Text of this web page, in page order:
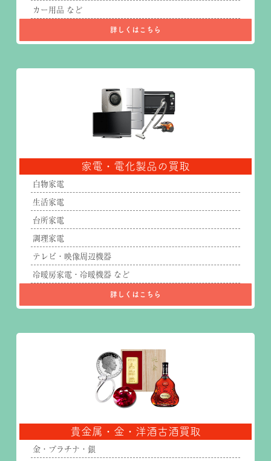
カー用品 など
詳しくはこちら
家電・電化製品の買取
白物家電
生活家電
台所家電
調理家電
テレビ・映像周辺機器
冷暖房家電・冷暖機器 など
詳しくはこちら
貴金属・金・洋酒古酒買取
金・プラチナ・銀